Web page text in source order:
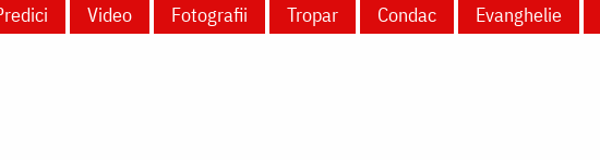
Video Fotografii Tropar Condac Evanghelie